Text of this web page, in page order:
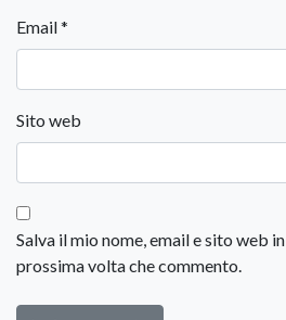
Email*
Sito web
Salva il mio nome, email e sito web
prossima volta che commento.